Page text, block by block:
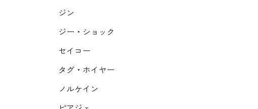
ジン
ジー・ショック
セイコー
タグ・ホイヤー
ノルケイン